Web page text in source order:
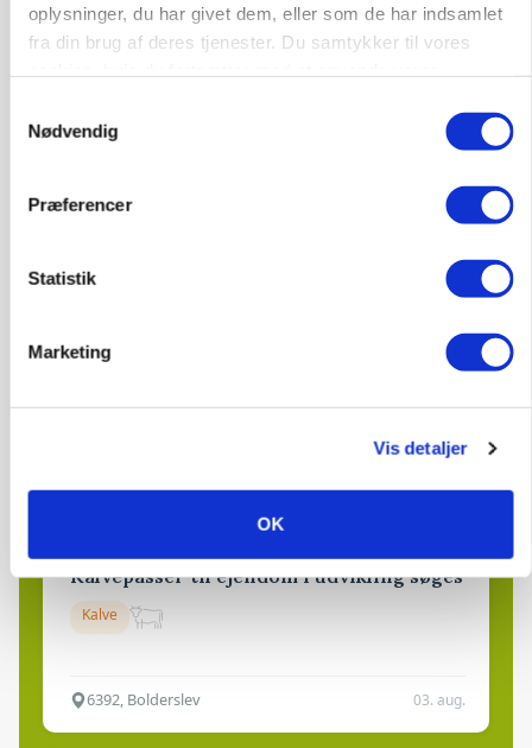
oplysninger, du har givet dem, eller som de har indsamlet
fra din brug af deres tjenester. Du samtykker til vores
Nødvendig
Præferencer
Statistik
Marketing
Vis detaljer
OK
Anlæg Kloak
4690, Haslev NY 06. aug.
4700, Næstved 03. aug.
Medarbejdere til griseproduktion
Grise
9681, Ranum 03. aug.
Kalvepasser til ejendom i udvikling søges
Kalve
6392, Bolderslev 03. aug.